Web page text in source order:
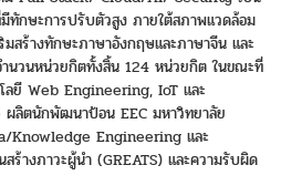
กษะการปรับตัวสูง ภายใต้สภาพแวดล้อม
มสร้างทักษะภาษาอังกฤษและภาษาจีน และ
นวนหน่วยกิตทั้งสิ้น 124 หน่วยกิต ในขณะที่
ลยี Web Engineering, IoT และ
ลิตนักพัฒนาป้อน EEC มหาวิทยาลัย
Knowledge Engineering และ
ร้างภาวะผู้นำ (GREATS) และความรับผิด